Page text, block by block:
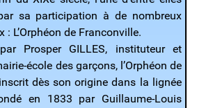
sa participation à de nombreux
L’Orphéon de Franconville.
Prosper GILLES, instituteur et
école des garçons, l’Orphéon de
dès son origine dans la lignée
en 1833 par Guillaume-Louis